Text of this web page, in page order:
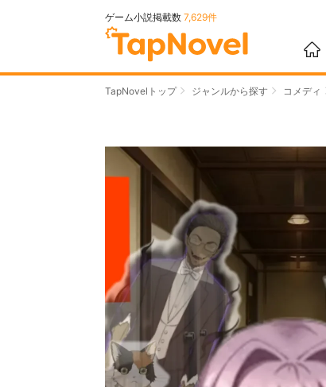
ゲーム小説掲載数 7,629件
TapNovelトップ ジャンルから探す コメディ